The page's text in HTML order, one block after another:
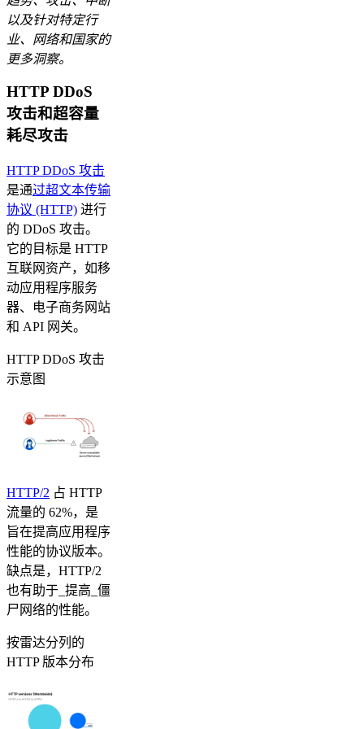
以及针对特定行
业、网络和国家的
更多洞察。
HTTP DDoS
攻击和超容量
耗尽攻击
HTTP DDoS 攻击
是通过超文本传输
协议 (HTTP) 进行
的 DDoS 攻击。
它的目标是 HTTP
互联网资产，如移
动应用程序服务
器、电子商务网站
和 API 网关。
HTTP DDoS 攻击
示意图
HTTP/2 占 HTTP
流量的 62%，是
旨在提高应用程序
性能的协议版本。
缺点是，HTTP/2
也有助于_提高_僵
尸网络的性能。
按雷达分列的
HTTP 版本分布